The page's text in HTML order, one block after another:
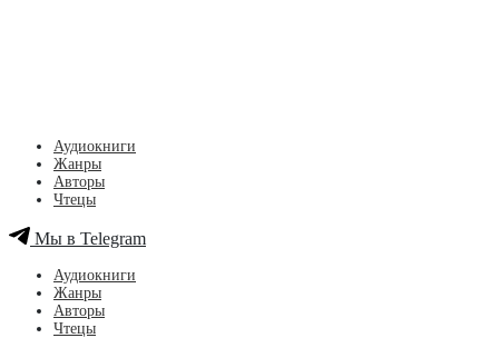
Аудиокниги
Жанры
Авторы
Чтецы
Мы в Telegram
Аудиокниги
Жанры
Авторы
Чтецы